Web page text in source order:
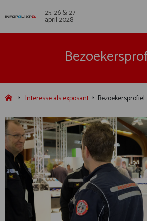
25, 26 & 27
april 2028
Interesse als exposant Bezoekersprofiel